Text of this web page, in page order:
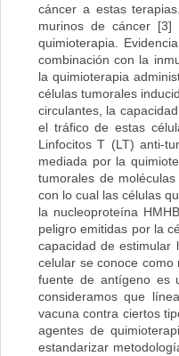
cáncer a estas
murinos de cáncer
quimioterapia.
combinación con la
la quimioterapia
células tumorales
circulantes, la
el tráfico de estas
Linfocitos T (LT) anti-
mediada por la
tumorales de
con lo cual las células
la nucleoproteína
peligro emitidas por la
capacidad de estimular
celular se conoce
fuente de antígeno es
consideramos que
vacuna contra ciertos
agentes de
estandarizar